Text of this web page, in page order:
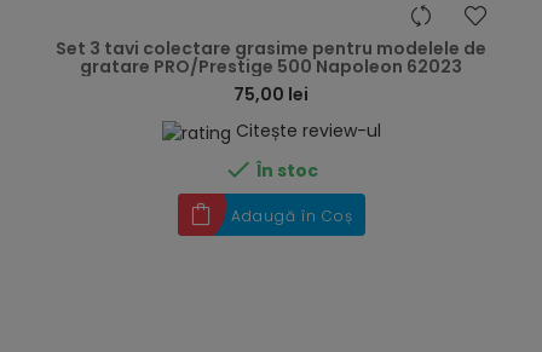
Set 3 tavi colectare grasime pentru modelele de
gratare PRO/Prestige 500 Napoleon 62023
75,00 lei
Citește review-ul
 În stoc
Adaugă în Coș